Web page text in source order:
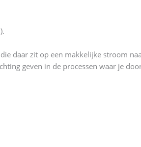
daar zit op een makkelijke stroom
geven in de processen waar je